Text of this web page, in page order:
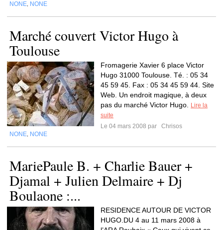
NONE NONE
Marché couvert Victor Hugo à
Toulouse
Fromagerie Xavier 6 place Victor
Hugo 31000 Toulouse. Té. : 05 34
45 59 45. Fax : 05 34 45 59 44. Site
Web. Un endroit magique, à deux
pas du marché Victor Hugo.
Lire la
suite
Le 04 mars 2008 par
Chrisos
NONE NONE
MariePaule B. + Charlie Bauer +
Djamal + Julien Delmaire + Dj
Boulaone :...
RESIDENCE AUTOUR DE VICTOR
HUGO.DU 4 au 11 mars 2008 à